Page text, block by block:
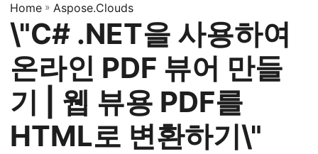
전
환
Home » Aspose.Clouds
\"C# .NET을 사용하여
온라인 PDF 뷰어 만들
기 | 웹 뷰용 PDF를
HTML로 변환하기\"